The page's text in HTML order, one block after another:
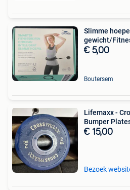
Slimme
gewicht/
€ 5,00
Boutersem
Lifemaxx -
Bumper
€ 15,00
Bezoek